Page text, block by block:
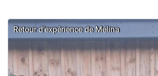
Retour d’expérience de Mélina